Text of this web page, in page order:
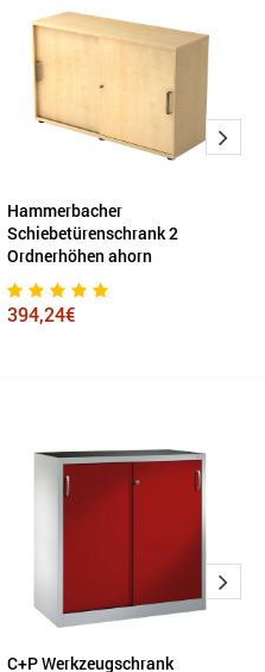
Hammerbacher
Schiebetürenschrank 2
Ordnerhöhen ahorn
394,24€
C+P Werkzeugschrank